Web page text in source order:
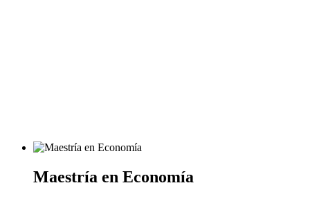
Maestría en Economía